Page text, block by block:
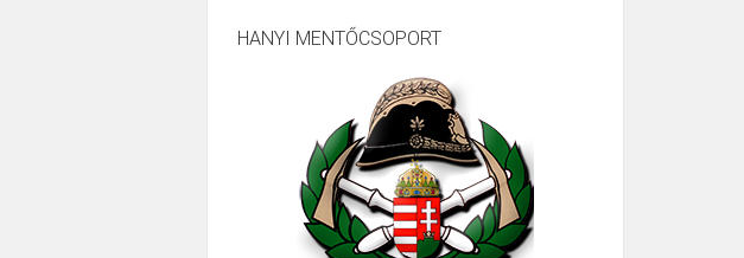
HANYI MENTŐCSOPORT